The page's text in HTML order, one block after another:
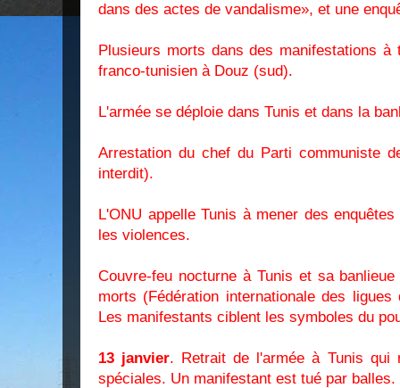
dans des actes de vandalisme», et une
Plusieurs morts dans des manifestations
franco-tunisien à Douz (sud).
L'armée se déploie dans Tunis et dans la
Arrestation du chef du Parti communiste
interdit).
L'ONU appelle Tunis à mener des
les violences.
Couvre-feu nocturne à Tunis et sa
morts (Fédération internationale des
Les manifestants ciblent les symboles du
13 janvier. Retrait de l'armée à Tunis qui
spéciales. Un manifestant est tué par balles.